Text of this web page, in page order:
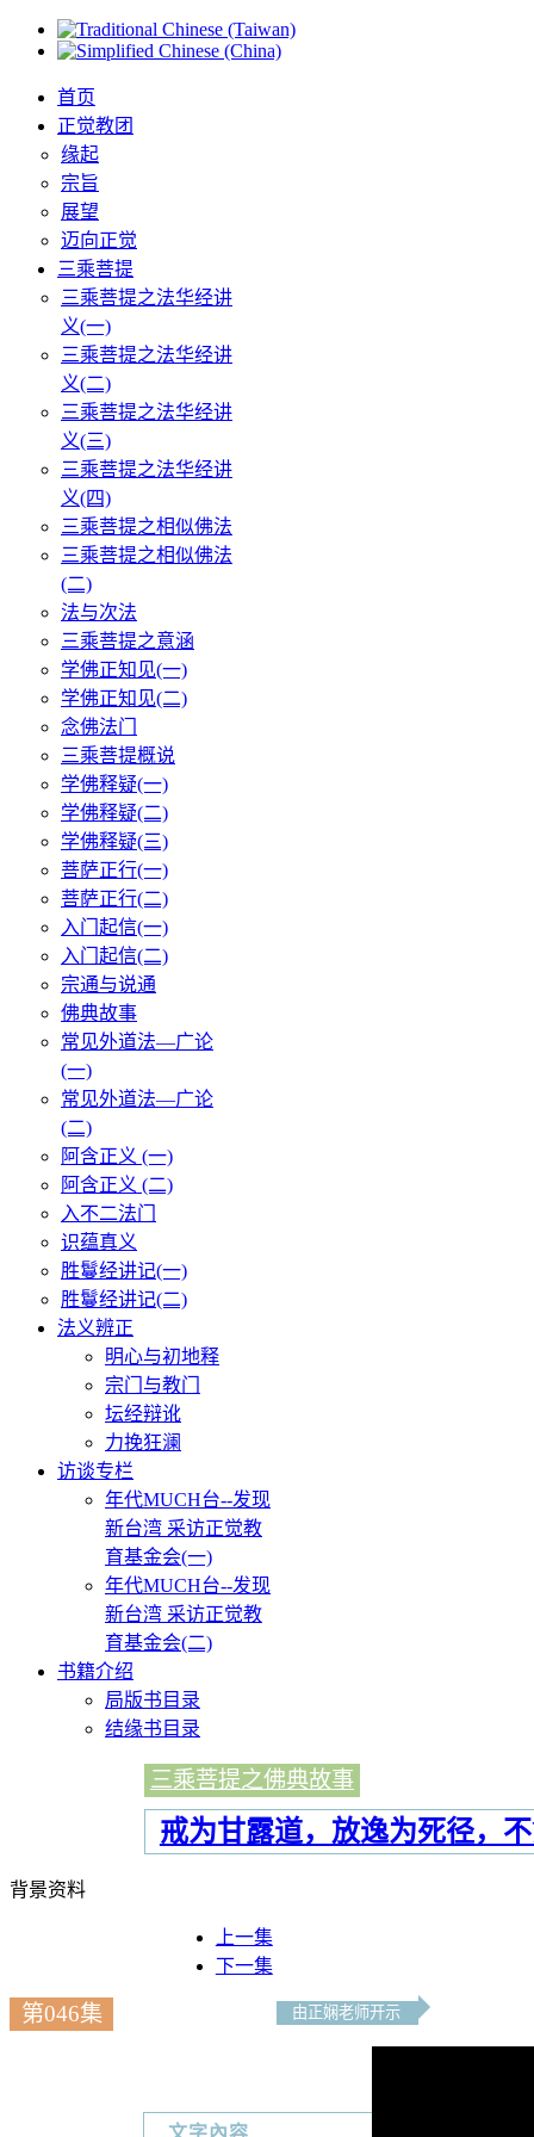
首页
正觉教团
缘起
宗旨
展望
迈向正觉
三乘菩提
三乘菩提之法华经讲
义(一)
三乘菩提之法华经讲
义(二)
三乘菩提之法华经讲
义(三)
三乘菩提之法华经讲
义(四)
三乘菩提之相似佛法
三乘菩提之相似佛法
(二)
法与次法
三乘菩提之意涵
学佛正知见(一)
学佛正知见(二)
念佛法门
三乘菩提概说
学佛释疑(一)
学佛释疑(二)
学佛释疑(三)
菩萨正行(一)
菩萨正行(二)
入门起信(一)
入门起信(二)
宗通与说通
佛典故事
常见外道法—广论
(一)
常见外道法—广论
(二)
阿含正义 (一)
阿含正义 (二)
入不二法门
识蕴真义
胜鬘经讲记(一)
胜鬘经讲记(二)
法义辨正
明心与初地释
宗门与教门
坛经辩讹
力挽狂澜
访谈专栏
年代MUCH台--发现
新台湾 采访正觉教
育基金会(一)
年代MUCH台--发现
新台湾 采访正觉教
育基金会(二)
书籍介绍
局版书目录
结缘书目录
三乘菩提之佛典故事
戒为甘露道，放逸为死径，
背景资料
上一集
下一集
第046集 由正娴老师开示
文字內容